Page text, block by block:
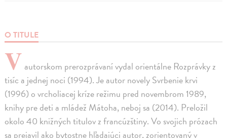
O TITULE
V autorskom prerozprávaní vydal orientálne Rozprávky z
tisíc a jednej noci (1994). Je autor novely Svrbenie krvi
(1996) o vrcholiacej kríze režimu pred novembrom 1989,
knihy pre deti a mládež Mátoha, neboj sa (2014). Preložil
okolo 40 knižných titulov z francúzštiny. Vo svojich prózach
sa prejavil ako bytostne hľadajúci autor, zorientovaný v